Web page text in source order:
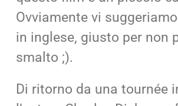
Ovviamente vi
in inglese, giusto per non
smalto ;).
Di ritorno da una tournée